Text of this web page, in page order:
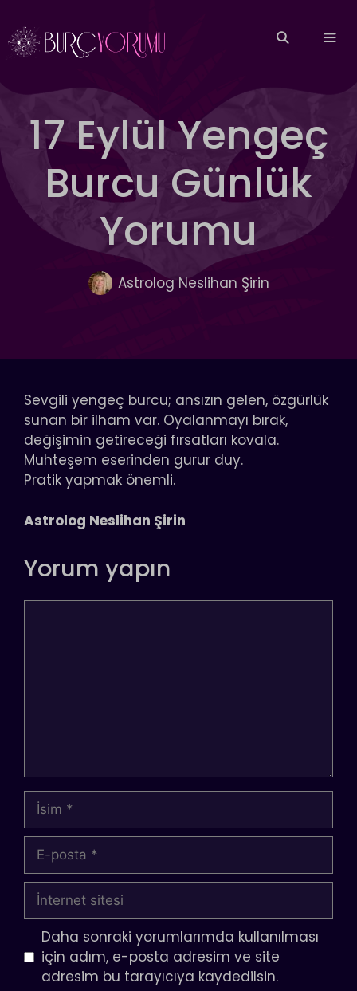
atla
17 Eylül Yengeç
Burcu Günlük
Yorumu
Astrolog Neslihan Şirin
Sevgili yengeç burcu; ansızın gelen, özgürlük
sunan bir ilham var. Oyalanmayı bırak,
değişimin getireceği fırsatları kovala.
Muhteşem eserinden gurur duy.
Pratik yapmak önemli.
Astrolog Neslihan Şirin
Yorum yapın
İsim
posta
İnternet
sitesi
Daha sonraki yorumlarımda kullanılması
için adım, e-posta adresim ve site
adresim bu tarayıcıya kaydedilsin.